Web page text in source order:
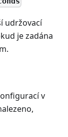
udržovací
je zadána
v